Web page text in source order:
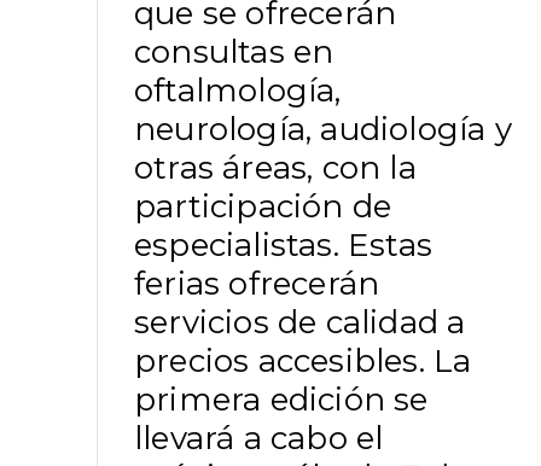
que se ofrecerán
consultas en
oftalmología,
neurología, audiología y
otras áreas, con la
participación de
especialistas. Estas
ferias ofrecerán
servicios de calidad a
precios accesibles. La
primera edición se
llevará a cabo el